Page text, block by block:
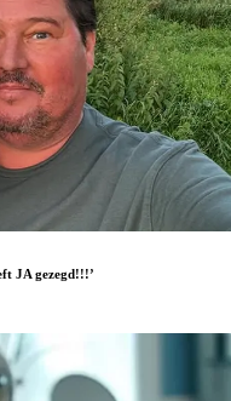
JA gezegd!!!’